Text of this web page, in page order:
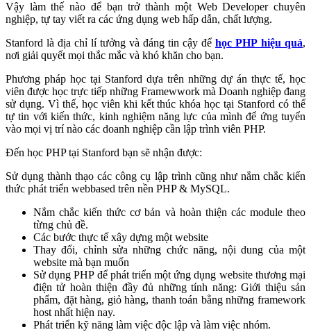
Vậy làm thế nào để bạn trở thành một Web Developer chuyên
nghiệp, tự tay viết ra các ứng dụng web hấp dẫn, chất lượng.
Stanford là địa chỉ lí tưởng và đáng tin cậy để học PHP hiệu quả,
nơi giải quyết mọi thắc mắc và khó khăn cho bạn.
Phương pháp học tại Stanford dựa trên những dự án thực tế, học
viên được học trực tiếp những Framewwork mà Doanh nghiệp đang
sử dụng. Vì thế, học viên khi kết thúc khóa học tại Stanford có thể
tự tin với kiến thức, kinh nghiệm năng lực của mình để ứng tuyển
vào mọi vị trí nào các doanh nghiệp cần lập trình viên PHP.
Đến học PHP tại Stanford bạn sẽ nhận được:
Sử dụng thành thạo các công cụ lập trình cũng như nắm chắc kiến
thức phát triển webbased trên nền PHP & MySQL.
Nắm chắc kiến thức cơ bản và hoàn thiện các module theo
từng chủ đề.
Các bước thực tế xây dựng một website
Thay đổi, chỉnh sửa những chức năng, nội dung của một
website mà bạn muốn
Sử dụng PHP để phát triển một ứng dụng website thương mại
điện tử hoàn thiện đầy đủ những tính năng: Giới thiệu sản
phẩm, đặt hàng, giỏ hàng, thanh toán bằng những framework
host nhất hiện nay.
Phát triển kỹ năng làm việc độc lập và làm việc nhóm.